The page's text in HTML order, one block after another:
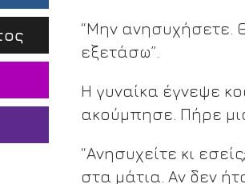
“Μην ανησυχήσετε.
εξετάσω”.
Η γυναίκα έγνεψε
ακούμπησε. Πήρε
“Ανησυχείτε κι
στα μάτια. Αν δεν